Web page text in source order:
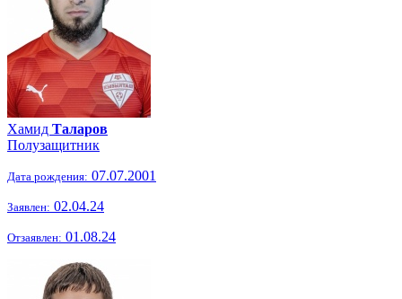
Хамид Таларов
Полузащитник
Дата рождения: 07.07.2001
Заявлен: 02.04.24
Отзаявлен: 01.08.24